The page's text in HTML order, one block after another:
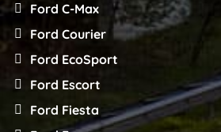
Ford C-Max
Ford Courier
Ford EcoSport
Ford Escort
Ford Fiesta